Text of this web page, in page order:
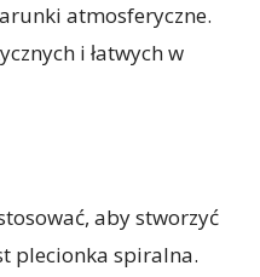
atmosferyczne.
i łatwych w
aby stworzyć
plecionka spiralna.